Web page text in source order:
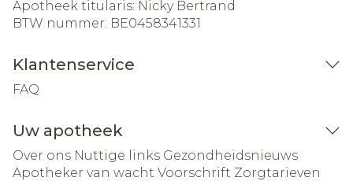
Apotheek titularis: Nicky Bertrand
BTW nummer: BE0458341331
Klantenservice
FAQ
Uw apotheek
Over ons Nuttige links Gezondheidsnieuws
Apotheker van wacht Voorschrift Zorgtarieven